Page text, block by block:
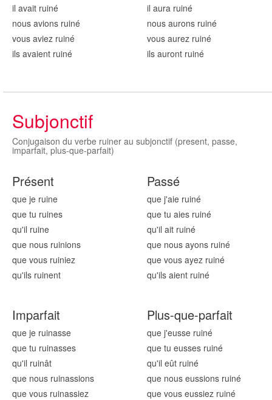
il avait ruiné
nous avions ruiné
vous aviez ruiné
ils avaient ruiné
il aura ruiné
nous aurons ruiné
vous aurez ruiné
ils auront ruiné
Subjonctif
Conjugaison du verbe ruiner au subjonctif (present, passe,
imparfait, plus-que-parfait)
Présent
que je ruine
que tu ruines
qu'il ruine
que nous ruinions
que vous ruiniez
qu'ils ruinent
Passé
que j'aie ruiné
que tu aies ruiné
qu'il ait ruiné
que nous ayons ruiné
que vous ayez ruiné
qu'ils aient ruiné
Imparfait
que je ruinasse
que tu ruinasses
qu'il ruinât
que nous ruinassions
que vous ruinassiez
Plus-que-parfait
que j'eusse ruiné
que tu eusses ruiné
qu'il eût ruiné
que nous eussions ruiné
que vous eussiez ruiné